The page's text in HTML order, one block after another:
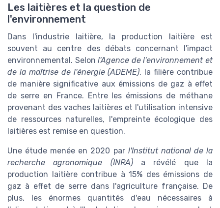
Les laitières et la question de
l'environnement
Dans l'industrie laitière, la production laitière est
souvent au centre des débats concernant l'impact
environnemental. Selonl'Agence de l'environnement et
de la maîtrise de l'énergie (ADEME), la filière contribue
de manière significative aux émissions de gaz à effet
de serre en France. Entre les émissions de méthane
provenant des vaches laitières et l'utilisation intensive
de ressources naturelles, l'empreinte écologique des
laitières est remise en question.
Une étude menée en 2020 par l'Institut national de la
recherche agronomique (INRA)a révélé que la
production laitière contribue à 15% des émissions de
gaz à effet de serre dans l'agriculture française. De
plus, les énormes quantités d'eau nécessaires à